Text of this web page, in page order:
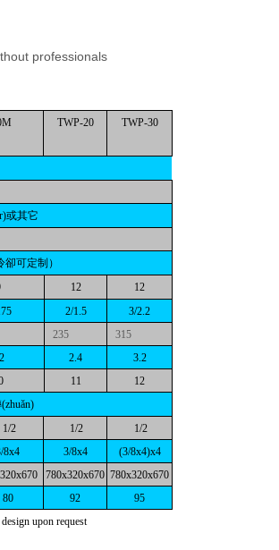
professionals
TWP-20 TWP-30
或其它
可定制）
12
12
2/1.5
3/2.2
235
315
2.4
3.2
11
12
1/2 1/2
1/2
8x4 3/8x4
(3/8x4)x4
780x320x670 780x320x670
80 92
95
upon request